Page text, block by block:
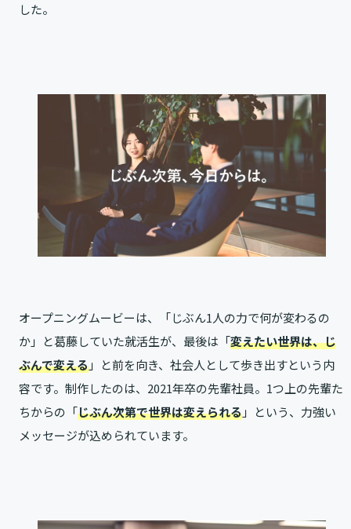
した。
オープニングムービーは、「じぶん1人の力で何が変わるの
か」と葛藤していた就活生が、最後は「変えたい世界は、じ
ぶんで変える」と前を向き、社会人として歩き出すという内
容です。制作したのは、2021年卒の先輩社員。1つ上の先輩た
ちからの「じぶん次第で世界は変えられる」という、力強い
メッセージが込められています。